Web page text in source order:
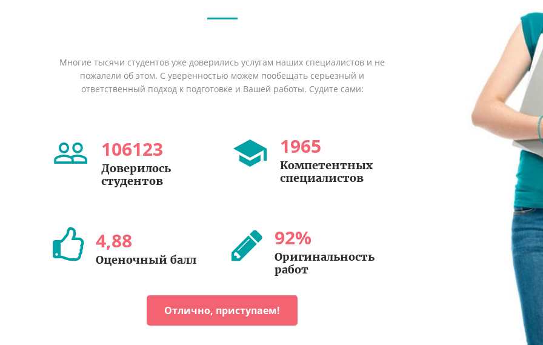
Многие тысячи студентов уже доверились услугам наших специалистов и не
пожалели об этом. С уверенностью можем пообещать серьезный и
ответственный подход к подготовке и Вашей работы. Судите сами:
106123
Доверилось
студентов
1965
Компетентных
специалистов
4,88
Оценочный балл
92%
Оригинальность
работ
Отлично, приступаем!